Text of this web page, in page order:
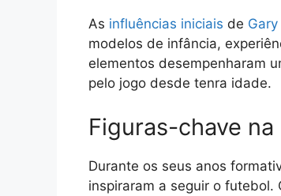
As influências iniciais de
modelos de infância,
elementos desempenharam
pelo jogo desde tenra idade.
Figuras-chave
Durante os seus anos
inspiraram a seguir o